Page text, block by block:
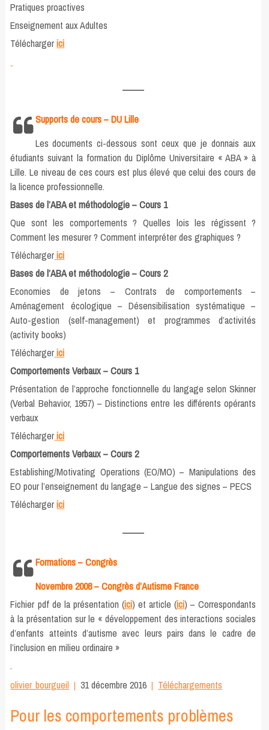
Pratiques proactives
Enseignement aux Adultes
Téléchargerici
Supports de cours – DU Lille
Les documents ci-dessous sont ceux que je donnais aux
étudiants suivant la formation du Diplôme Universitaire « ABA » à
Lille. Le niveau de ces cours est plus élevé que celui des cours de
la licence professionnelle.
Bases de l’ABA et méthodologie – Cours 1
Que sont les comportements ? Quelles lois les régissent ?
Comment les mesurer ? Comment interpréter des graphiques ?
Téléchargerici
Bases de l’ABA et méthodologie – Cours 2
Economies de jetons – Contrats de comportements –
Aménagement écologique – Désensibilisation systématique –
Auto-gestion (self-management) et programmes d’activités
(activity books)
Téléchargerici
Comportements Verbaux – Cours 1
Présentation de l’approche fonctionnelle du langage selon Skinner
(Verbal Behavior, 1957) – Distinctions entre les différents opérants
verbaux
Téléchargerici
Comportements Verbaux – Cours 2
Establishing/Motivating Operations (EO/MO) – Manipulations des
EO pour l’enseignement du langage – Langue des signes – PECS
Téléchargerici
Formations – Congrès
Novembre 2008 – Congrès d’Autisme France
Fichier pdf de la présentation (ici) et article (ici) – Correspondants
à la présentation sur le « développement des interactions sociales
d’enfants atteints d’autisme avec leurs pairs dans le cadre de
l’inclusion en milieu ordinaire »
.
olivier_bourgueil
31 décembre 2016 Téléchargements
Pour les comportements problèmes